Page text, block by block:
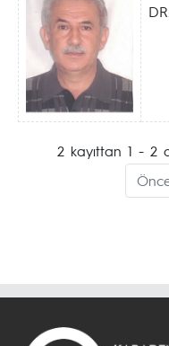
DR.
2 kayıttan 1 - 2